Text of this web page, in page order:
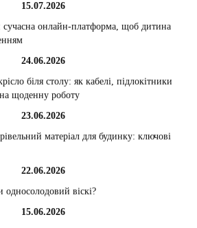
15.07.2026
онлайн-платформа, щоб дитина
24.06.2026
біля столу: як кабелі, підлокітники
щоденну роботу
23.06.2026
матеріал для будинку: ключові
22.06.2026
односолодовий віскі?
15.06.2026